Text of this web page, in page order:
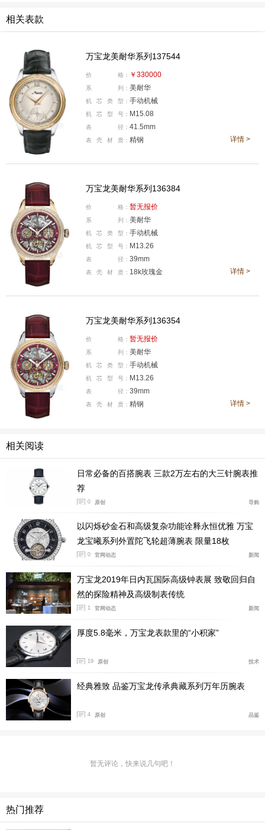
伴随全新时计作品问世，我们与美耐华CEO Laurent Leca
mp 先生展开对话，一同走进美耐华的制表世界。
腕表之家：
今年美耐华推出了旋转坑纹表圈无表冠腕表，
这款作品对美耐华具有怎样的意义？未来我们是否能期待
更多突破边界的设计？
Laurent Lecamp：旋转坑纹表圈无表冠腕表的发布对我们
意义非凡，它让美耐华重新回到业界焦点：腕表表盘、表
扣及包装均仅标注美耐华品牌名称，凸显高级制表工坊的
专属身份。
为纪念这一里程碑，我们特别打造一枚全新机芯，致敬美
正如腕表名称所示，全新M15.08机芯摒弃传统表冠实现
上链与调时，两项核心功能均通过表圈完成。在我看来，
这款腕表与其机芯是连接美耐华传统与未来的桥梁，融合
品牌1920与1950年代的设计语言与现代技术创新。我相
信，旋转坑纹表圈无表冠腕表将成为美耐华的全新经典，
并长期留存于系列之中。
未来，我们将继续探索表圈操控功能与反转机芯
（如现搭
载于美耐华反转机芯单按钮计时腕表 波尔多红的机
芯）。我们不会为追求新而推出机芯，而是深耕根植于品
牌基因、真正定义美耐华的标志性特征进行创新。
腕表之家：
考究的机芯打磨与出众卓越的计时性能。您认为，究竟哪
相关表款
万宝龙美耐华系列137544
价 格： ￥330000
系 列： 美耐华
机 芯 类 型： 手动机械
机 芯 型 号： M15.08
表 径： 41.5mm
表 壳 材 质： 精钢 详情 >
万宝龙美耐华系列136384
价 格： 暂无报价
系 列： 美耐华
机 芯 类 型： 手动机械
机 芯 型 号： M13.26
表 径： 39mm
表 壳 材 质： 18k玫瑰金 详情 >
万宝龙美耐华系列136354
价 格： 暂无报价
系 列： 美耐华
机 芯 类 型： 手动机械
机 芯 型 号： M13.26
表 径： 39mm
表 壳 材 质： 精钢 详情 >
相关阅读
日常必备的百搭腕表 三款2万左右的大三针腕表推
荐
0 原创 导购
以闪烁砂金石和高级复杂功能诠释永恒优雅 万宝
龙宝曦系列外置陀飞轮超薄腕表 限量18枚
0 官网动态 新闻
万宝龙2019年日内瓦国际高级钟表展 致敬回归自
然的探险精神及高级制表传统
1 官网动态 新闻
厚度5.8毫米，万宝龙表款里的“小积家”
19 原创 技术
经典雅致 品鉴万宝龙传承典藏系列万年历腕表
4 原创 品鉴
暂无评论，快来说几句吧！
热门推荐